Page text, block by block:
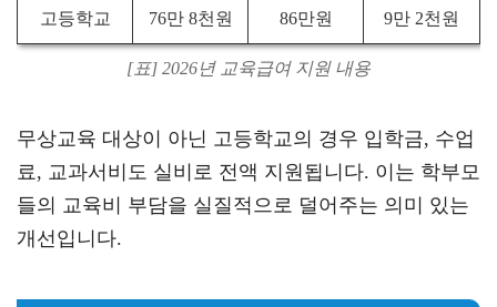
고등학교 76만 8천원 86만원 9만 2천원
[표] 2026년 교육급여 지원 내용
무상교육 대상이 아닌 고등학교의 경우 입학금, 수업
료, 교과서비도 실비로 전액 지원됩니다. 이는 학부모
들의 교육비 부담을 실질적으로 덜어주는 의미 있는
개선입니다.